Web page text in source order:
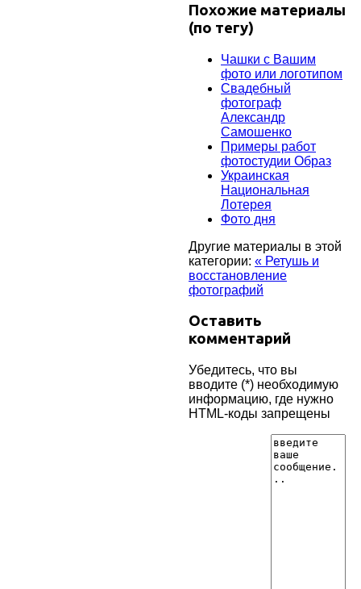
Похожие материалы
(по тегу)
Чашки с Вашим
фото или логотипом
Cвадебный
фотограф
Александр
Самошенко
Примеры работ
фотостудии Образ
Украинская
Национальная
Лотерея
Фото дня
Другие материалы в этой
категории: « Ретушь и
восстановление
фотографий
Оставить
комментарий
Убедитесь, что вы
вводите (*) необходимую
информацию, где нужно
HTML-коды запрещены